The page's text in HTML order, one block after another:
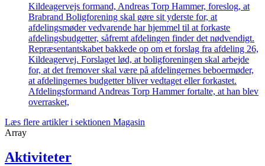
Kildeagervejs formand, Andreas Torp Hammer, foreslog, at
Brabrand Boligforening skal gøre sit yderste for, at
afdelingsmøder vedvarende har hjemmel til at forkaste
afdelingsbudgetter, såfremt afdelingen finder det nødvendigt.
Repræsentantskabet bakkede op om et forslag fra afdeling 26,
Kildeagervej. Forslaget lød, at boligforeningen skal arbejde
for, at det fremover skal være på afdelingernes beboermøder,
at afdelingernes budgetter bliver vedtaget eller forkastet.
Afdelingsformand Andreas Torp Hammer fortalte, at han blev
overrasket,
Læs flere artikler i sektionen Magasin
Array
Aktiviteter